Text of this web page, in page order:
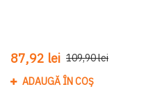
87,92 lei 109,90 lei
ADAUGĂ ÎN COȘ